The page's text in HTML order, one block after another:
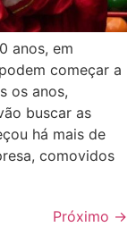
anos, em
começar a
os anos,
buscar as
há mais de
comovidos
Próximo →